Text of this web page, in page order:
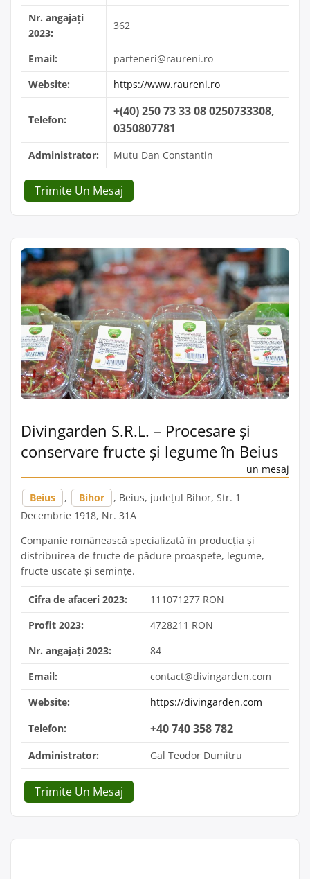
Nr. angajați
2023:
362
Email:
parteneri@raureni.ro
Website:
https://www.raureni.ro
Telefon:
+(40) 250 73 33 08 0250733308,
0350807781
Administrator: Mutu Dan Constantin
Trimite Un Mesaj
Divingarden S.R.L. – Procesare și
conservare fructe și legume în Beius
un mesaj
Beius , Bihor
, Beius, județul Bihor, Str. 1
Decembrie 1918, Nr. 31A
Companie românească specializată în producția și
distribuirea de fructe de pădure proaspete, legume,
fructe uscate și semințe.
Cifra de afaceri 2023:
111071277 RON
Profit 2023:
4728211 RON
Nr. angajați 2023:
84
Email:
contact@divingarden.com
Website:
https://divingarden.com
Telefon:
+40 740 358 782
Administrator: Gal Teodor Dumitru
Trimite Un Mesaj